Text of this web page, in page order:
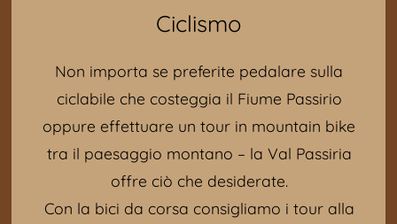
Ciclismo
Non importa se preferite pedalare sulla
ciclabile che costeggia il Fiume Passirio
oppure effettuare un tour in mountain bike
tra il paesaggio montano – la Val Passiria
offre ciò che desiderate.
Con la bici da corsa consigliamo i tour alla